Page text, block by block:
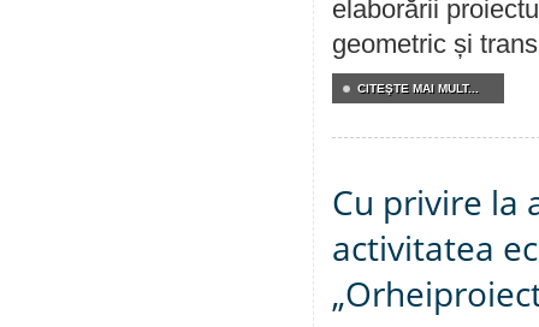
elaborării
geometric și
CITEŞTE MAI MULT...
Cu privire la
activitatea